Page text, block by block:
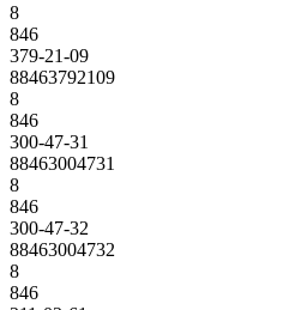
8
846
379-21-09
88463792109
8
846
300-47-31
88463004731
8
846
300-47-32
88463004732
8
846